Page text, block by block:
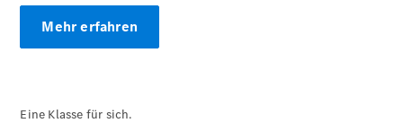
Accessories
Mehr erfahren
Eine Klasse für sich.